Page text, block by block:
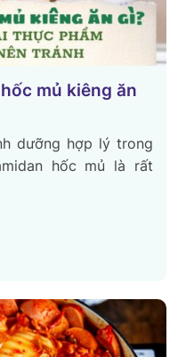
mủ kiêng ăn
dưỡng hợp lý trong
hốc mủ là rất